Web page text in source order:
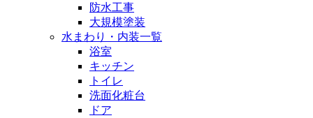
防水工事
大規模塗装
水まわり・内装一覧
浴室
キッチン
トイレ
洗面化粧台
ドア